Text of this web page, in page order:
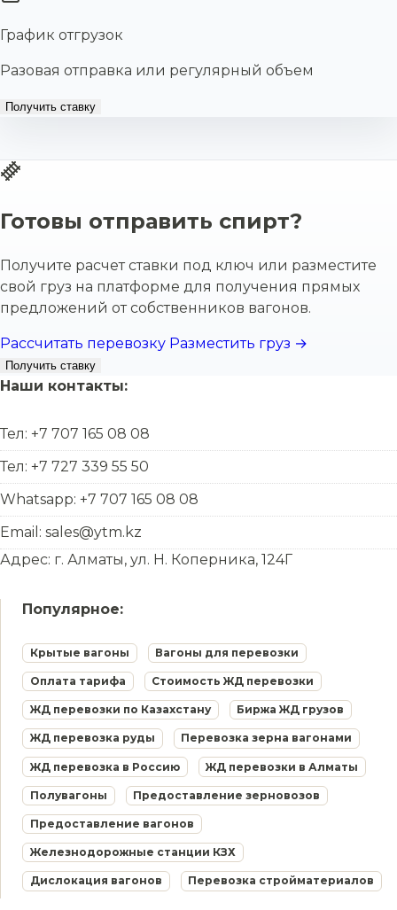
График отгрузок
Разовая отправка или регулярный объем
Получить ставку
Готовы отправить спирт?
Получите расчет ставки под ключ или разместите
свой груз на платформе для получения прямых
предложений от собственников вагонов.
Рассчитать перевозку Разместить груз →
Получить ставку
Наши контакты:
Тел: +7 707 165 08 08
Тел: +7 727 339 55 50
Whatsapp: +7 707 165 08 08
Email: sales@ytm.kz
Адрес: г. Алматы, ул. Н. Коперника, 124Г
Популярное:
Крытые вагоны Вагоны для перевозки
Оплата тарифа Стоимость ЖД перевозки
ЖД перевозки по Казахстану Биржа ЖД грузов
ЖД перевозка руды Перевозка зерна вагонами
ЖД перевозка в Россию ЖД перевозки в Алматы
Полувагоны Предоставление зерновозов
Предоставление вагонов
Железнодорожные станции КЗХ
Дислокация вагонов Перевозка стройматериалов